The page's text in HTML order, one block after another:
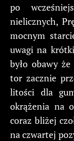
po
nielicznych,
mocnym
uwagi na
było obawy
tor zacznie
litości dla
okrążenia na
coraz bliżej
na czwartej